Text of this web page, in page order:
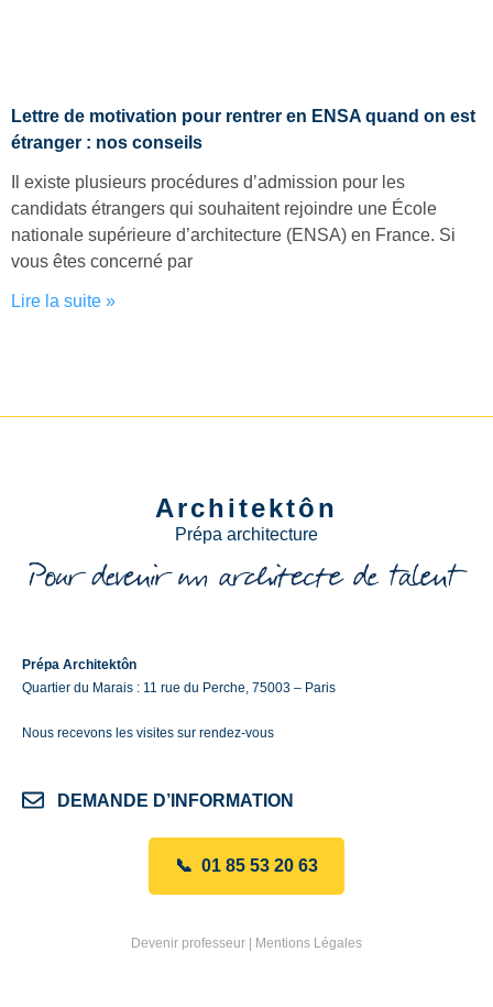
Lettre de motivation pour rentrer en ENSA quand on est
étranger : nos conseils
Il existe plusieurs procédures d’admission pour les
candidats étrangers qui souhaitent rejoindre une École
nationale supérieure d’architecture (ENSA) en France. Si
vous êtes concerné par
Lire la suite »
Architektôn
Prépa architecture
Prépa Architektôn
Quartier du Marais : 11 rue du Perche, 75003 – Paris
Nous recevons les visites sur rendez-vous
DEMANDE D’INFORMATION
📞 01 85 53 20 63
Devenir professeur | Mentions Légales